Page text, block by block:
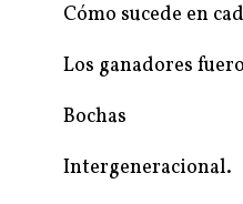
Cómo sucede en
Los ganadores
Bochas
Intergeneracional.